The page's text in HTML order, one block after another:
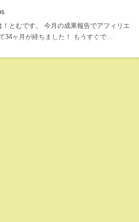
！とむです。 今月の成果報告でアフィリエ
34ヶ月が経ちました！ もうすぐで…